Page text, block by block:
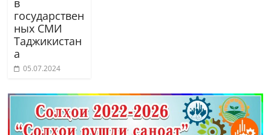
в
государствен
ных СМИ
Таджикистан
а
05.07.2024